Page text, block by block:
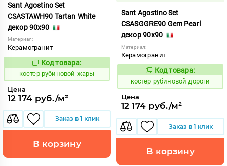
Sant Agostino Set
CSASTAWH90 Tartan White
декор 90x90
Материал:
Керамогранит
806775
Код товара:
костер рубиновой жары
Цена
12 174 руб./м²
Заказ в 1 клик
В корзину
Sant Agostino Set
CSASGGRE90 Gem Pearl
декор 90x90
Материал:
Керамогранит
806772
Код товара:
костер рубиновой дороги
Цена
12 174 руб./м²
Заказ в 1 клик
В корзину